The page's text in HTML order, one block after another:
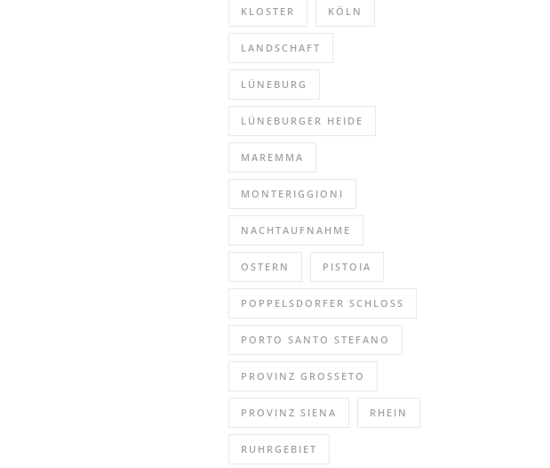
KLOSTER KÖLN
LANDSCHAFT
LÜNEBURG
LÜNEBURGER HEIDE
MAREMMA
MONTERIGGIONI
NACHTAUFNAHME
OSTERN PISTOIA
POPPELSDORFER SCHLOSS
PORTO SANTO STEFANO
PROVINZ GROSSETO
PROVINZ SIENA RHEIN
RUHRGEBIET